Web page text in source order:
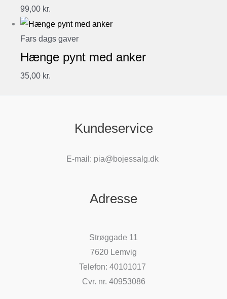
99,00 kr.
Fars dags gaver
Hænge pynt med anker
35,00 kr.
Kundeservice
E-mail: pia@bojessalg.dk
Adresse
Strøggade 11
7620 Lemvig
Telefon: 40101017
Cvr. nr. 40953086